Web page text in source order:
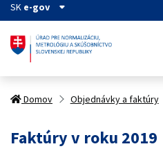
SK e-gov
Domov Objednávky a faktúry
Faktúry v roku 2019